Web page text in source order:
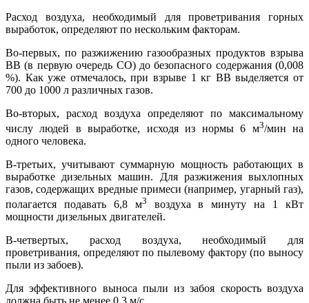
Расход воздуха, необходимый для проветривания горных
выработок, определяют по нескольким факторам.
Во-первых, по разжижению газообразных продуктов взрыва
ВВ (в первую очередь СО) до безопасного содержания (0,008
%). Как уже отмечалось, при взрыве 1 кг ВВ выделяется от
700 до 1000 л различных газов.
Во-вторых, расход воздуха определяют по максимальному
числу людей в выработке, исходя из нормы 6 м3/мин на
одного человека.
В-третьих, учитывают суммарную мощность работающих в
выработке дизельных машин. Для разжижения выхлопных
газов, содержащих вредные примеси (например, угарный газ),
полагается подавать 6,8 м3
воздуха в минуту на 1 кВт
мощности дизельных двигателей.
В-четвертых, расход воздуха, необходимый для
проветривания, определяют по пылевому фактору (по выносу
пыли из забоев).
Для эффективного выноса пыли из забоя скорость воздуха